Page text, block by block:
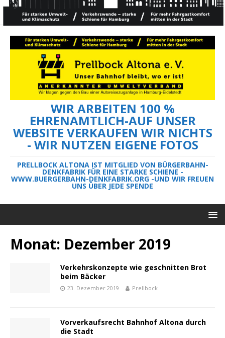
WIR ARBEITEN 100 %
EHRENAMTLICH-AUF UNSER
WEBSITE VERKAUFEN WIR NICHTS
- WIR NUTZEN EIGENE FOTOS
PRELLBOCK ALTONA IST MITGLIED VON BÜRGERBAHN-
DENKFABRIK FÜR EINE STARKE SCHIENE -
WWW.BUERGERBAHN-DENKFABRIK.ORG -UND WIR FREUEN
UNS ÜBER JEDE SPENDE
Monat: Dezember 2019
Verkehrskonzepte wie geschnitten Brot
beim Bäcker
23. Dezember 2019 Prellbock
Vorverkaufsrecht Bahnhof Altona durch
die Stadt